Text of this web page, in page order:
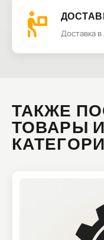
Доставка
ТАКЖЕ
ТОВАРЫ